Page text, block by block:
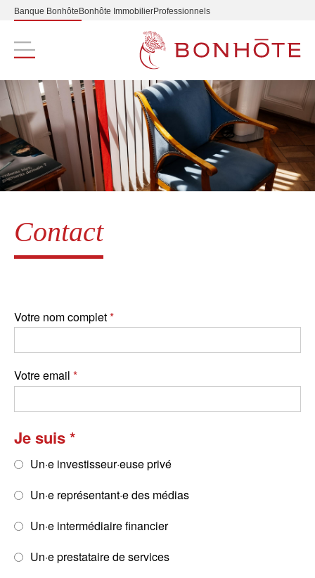
Banque Bonhôte Bonhôte ImmobilierProfessionnels
Navigation principale
Contact
Votre nom complet
Votre email
Je suis
Un·e investisseur·euse privé
Un·e représentant·e des médias
Un·e intermédiaire financier
Un·e prestataire de services